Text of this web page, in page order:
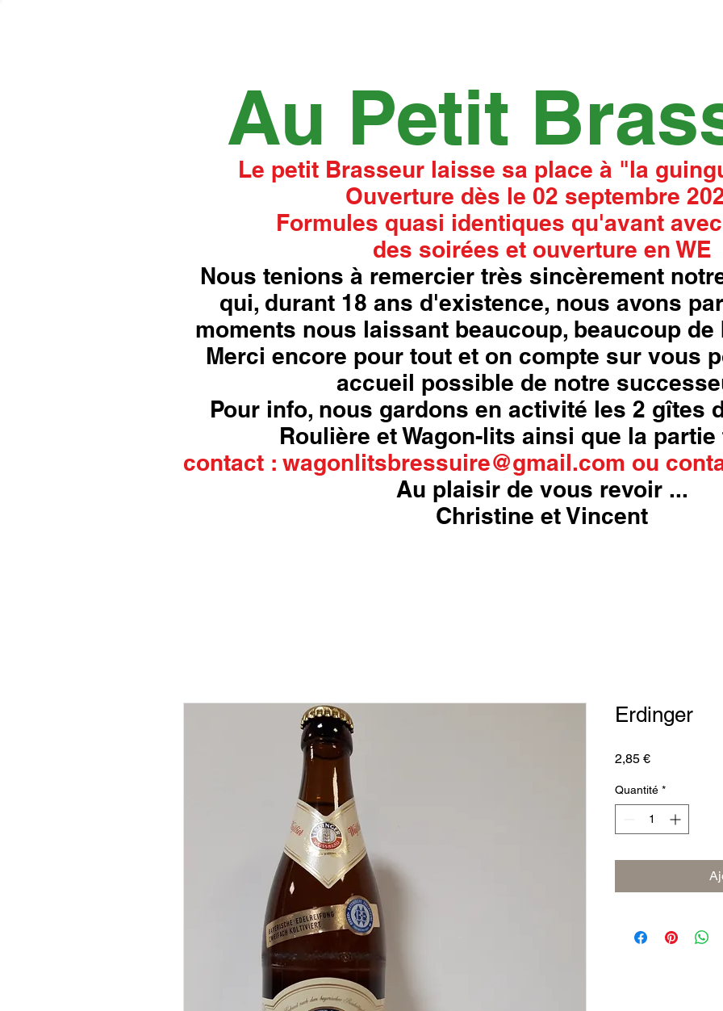
Au Petit
Le petit Brasseur laisse sa place à "la
Ouverture dès le 02 septembre
Formules quasi identiques qu'avant
des soirées et ouverture en WE
Nous tenions à remercier très sincèrement
qui, durant 18 ans d'existence, nous avons
moments nous laissant beaucoup, beaucoup
Merci encore pour tout et on compte sur vous
accueil possible de notre
Pour info, nous gardons en activité les 2 gîtes
Roulière et Wagon-lits ainsi que la partie
contact : wagonlitsbressuire@gmail.com ou
Au plaisir de vous revoir ...
Christine et Vincent
Erdinger
2,85 €Prix
Quantité *